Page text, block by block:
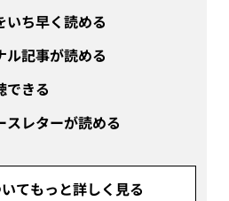
いち早く読める
ル記事が読める
できる
スレターが読める
てもっと詳しく見る